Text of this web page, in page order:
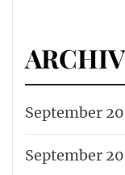
September
September